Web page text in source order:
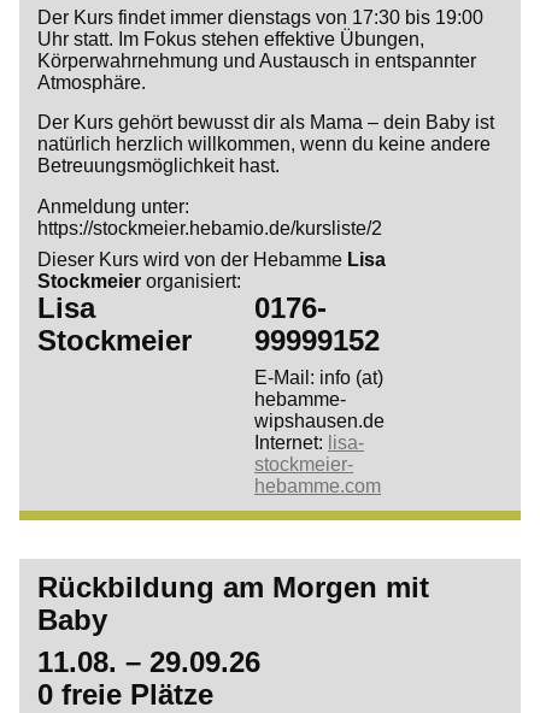
Der Kurs findet immer dienstags von 17:30 bis 19:00
Uhr statt. Im Fokus stehen effektive Übungen,
Körperwahrnehmung und Austausch in entspannter
Atmosphäre.
Der Kurs gehört bewusst dir als Mama – dein Baby ist
natürlich herzlich willkommen, wenn du keine andere
Betreuungsmöglichkeit hast.
Anmeldung unter:
https://stockmeier.hebamio.de/kursliste/2
Dieser Kurs wird von der Hebamme Lisa
Stockmeier organisiert:
Lisa
Stockmeier
0176-
99999152
E-Mail: info (at)
hebamme-
wipshausen.de
Internet: lisa-
stockmeier-
hebamme.com
Rückbildung am Morgen mit
Baby
11.08. – 29.09.26
0 freie Plätze